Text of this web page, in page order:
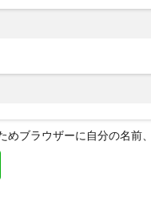
めブラウザーに自分の名前